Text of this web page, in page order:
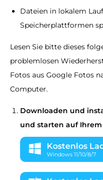
Dateien in lokalem
Speicherplattformen
Lesen Sie bitte dieses
problemlosen
Fotos aus Google Fotos
Computer.
Downloaden und
und starten auf
Kostenlos
Windows 11/10/8/7